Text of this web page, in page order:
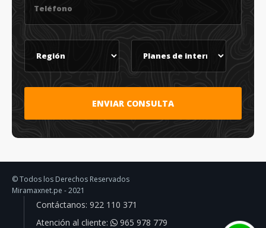
ENVIAR CONSULTA
© Todos los Derechos Reservados
Miramaxnet.pe - 2021
Contáctanos: 922 110 371
Atención al cliente:
965 978 779